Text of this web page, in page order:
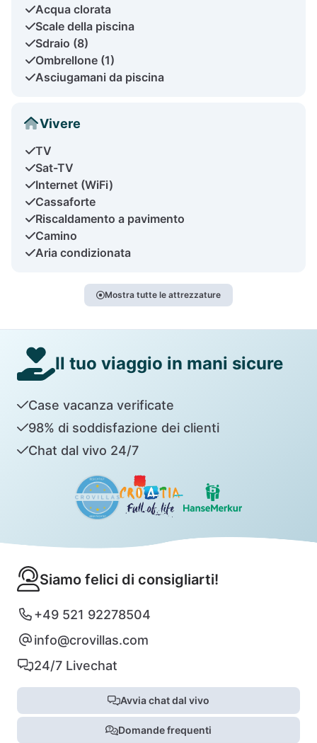
Acqua clorata
Scale della piscina
Sdraio (8)
Ombrellone (1)
Asciugamani da piscina
Vivere
TV
Sat-TV
Internet (WiFi)
Cassaforte
Riscaldamento a pavimento
Camino
Aria condizionata
Mostra tutte le attrezzature
Il tuo viaggio in mani sicure
Case vacanza verificate
98% di soddisfazione dei clienti
Chat dal vivo 24/7
Siamo felici di consigliarti!
+49 521 92278504
info@crovillas.com
24/7 Livechat
Avvia chat dal vivo
Domande frequenti